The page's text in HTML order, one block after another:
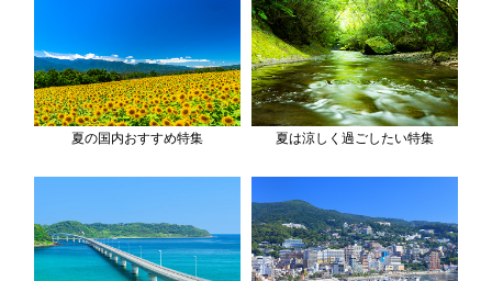
夏の国内おすすめ特集 夏は涼しく過ごしたい特集